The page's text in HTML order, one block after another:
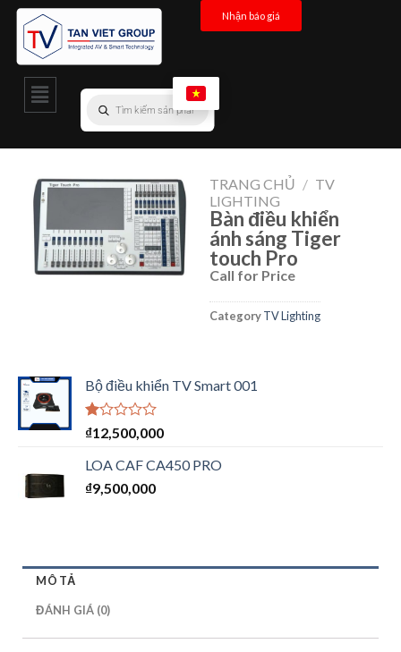
Nhận báo giá
TRANG CHỦ / TV
LIGHTING
Bàn điều khiển
ánh sáng Tiger
touch Pro
Call for Price
CategoryTV Lighting
Bộ điều khiển TV Smart 001
Được
hạng
1.00
5
₫12,500,000
LOA CAF CA450 PRO
₫9,500,000
MÔ TẢ
ĐÁNH GIÁ (0)